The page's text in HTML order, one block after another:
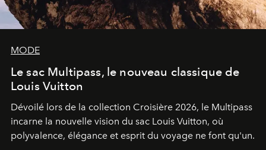
MODE
Le sac Multipass, le nouveau classique de
Louis Vuitton
Dévoilé lors de la collection Croisière 2026, le Multipass
incarne la nouvelle vision du sac Louis Vuitton, où
polyvalence, élégance et esprit du voyage ne font qu'un.